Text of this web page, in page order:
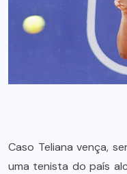
Caso Teliana vença,
uma tenista do país